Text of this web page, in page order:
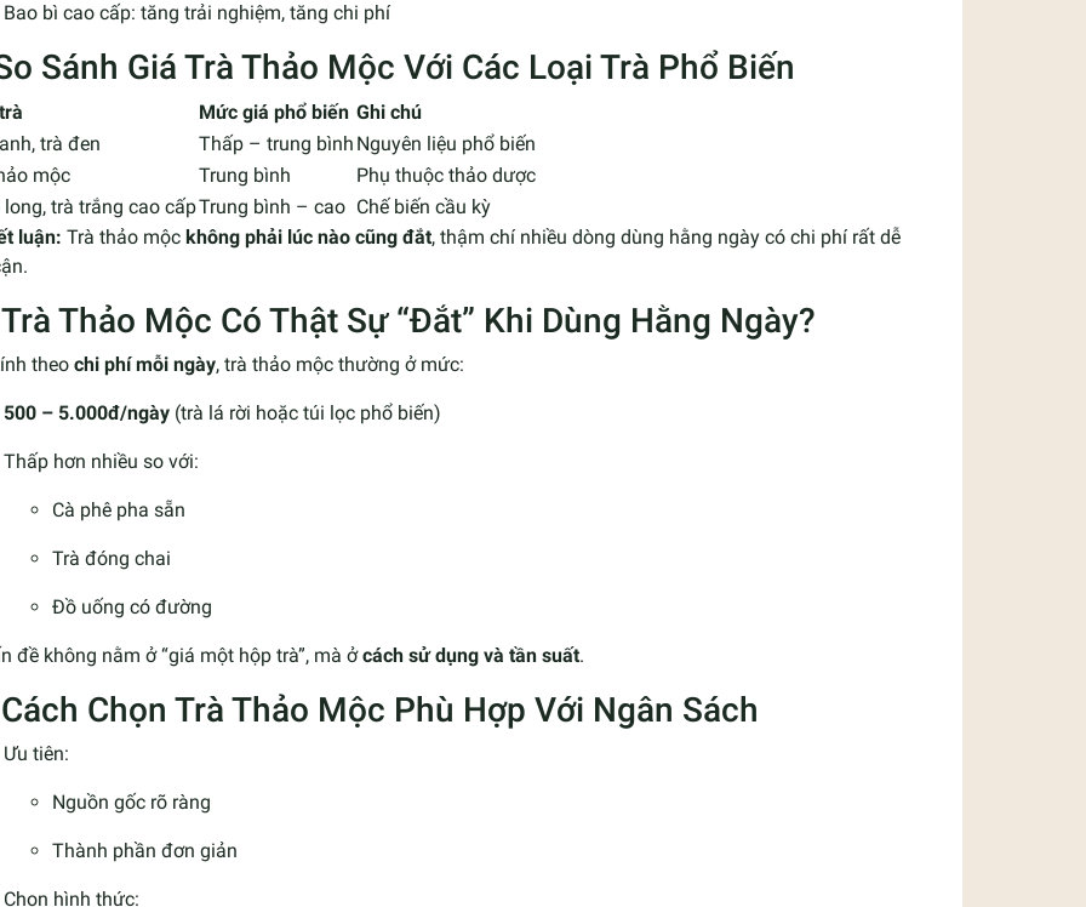
Bao bì cao cấp: tăng trải nghiệm, tăng chi phí
Sánh Giá Trà Thảo Mộc Với Các Loại Trà Phổ Biến
Mức giá phổ biến Ghi chú
trà đen
Thấp – trung bình Nguyên liệu phổ biến
mộc
Trung bình
Phụ thuộc thảo dược
long, trà trắng cao cấpTrung bình – cao Chế biến cầu kỳ
luận: Trà thảo mộc không phải lúc nào cũng đắt, thậm chí nhiều dòng dùng hằng ngày có chi phí rất dễ
Thảo Mộc Có Thật Sự “Đắt” Khi Dùng Hằng Ngày?
theo chi phí mỗi ngày, trà thảo mộc thường ở mức:
500 – 5.000đ/ngày (trà lá rời hoặc túi lọc phổ biến)
Thấp hơn nhiều so với:
Cà phê pha sẵn
Trà đóng chai
Đồ uống có đường
đề không nằm ở “giá một hộp trà”, mà ởcách sử dụng và tần suất.
Chọn Trà Thảo Mộc Phù Hợp Với Ngân Sách
Ưu tiên:
Nguồn gốc rõ ràng
Thành phần đơn giản
Chọn hình thức: